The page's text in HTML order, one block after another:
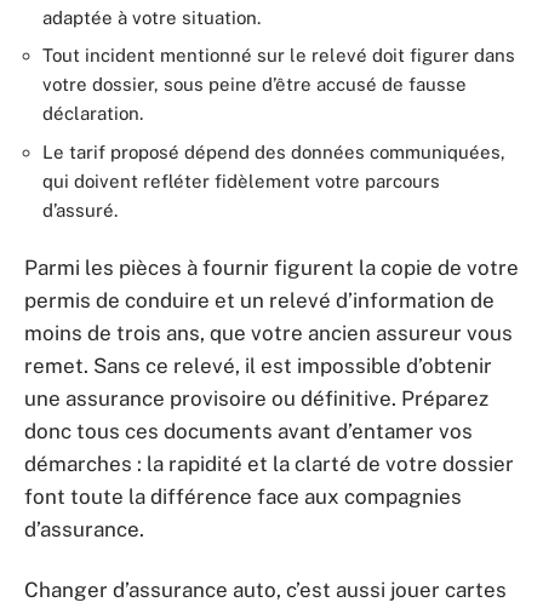
adaptée à votre situation.
Tout incident mentionné sur le relevé doit figurer dans
votre dossier, sous peine d’être accusé de fausse
déclaration.
Le tarif proposé dépend des données communiquées,
qui doivent refléter fidèlement votre parcours
d’assuré.
Parmi les pièces à fournir figurent la copie de votre
permis de conduire et un relevé d’information de
moins de trois ans, que votre ancien assureur vous
remet. Sans ce relevé, il est impossible d’obtenir
une assurance provisoire ou définitive. Préparez
donc tous ces documents avant d’entamer vos
démarches : la rapidité et la clarté de votre dossier
font toute la différence face aux compagnies
d’assurance.
Changer d’assurance auto, c’est aussi jouer cartes